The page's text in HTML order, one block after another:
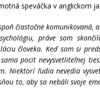
speváčka v anglickom
čiastočne
práve som
človeka. Keď som si
pocit nevysvetliteľnej
Niektorí ľudia nevedia
to, aby sa nebáli svoje